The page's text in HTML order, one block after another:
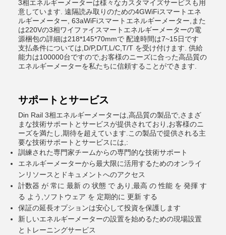
3相エネルギーメーターは様々なカスタマイズサービスも用
意しています. 遠隔読み取りのための4GWiFiスマートエネ
ルギーメーター, 63aWiFiスマートエネルギーメーター,また
は220Vの3相ワイファイスマートエネルギーメーターの電
源梱包の詳細は218*145*70mmで 配達時間は7~15日です
支払条件については,D/P,D/T,L/C,T/T を受け付けます. 供給
能力は100000台ですので,お客様のニーズに合った高品質の
エネルギーメーターを私たちに信頼することができます.
サポートとサービス
Din Rail 3相エネルギーメーターは,高品質の製品で,さまざ
まな技術サポートとサービスが提供されており,お客様のニ
ーズを満たし,期待を超えています.この製品で提供される主
要な技術サポートとサービスには,:
訓練された専門家チームからの専門的な技術サポート
エネルギーメーターから最大限に活用するためのオンライ
ンリソースとドキュメントへのアクセス
計数器 が 常に 最新 の 状態 で あり,最高 の 性能 を 発揮 す
る よう,ソフトウェア を 定期的に 更新 する
保証の延長オプションは安心して投資を保護します
新しいエネルギーメーターの設置を始めるための現場設置
とトレーニングサービス